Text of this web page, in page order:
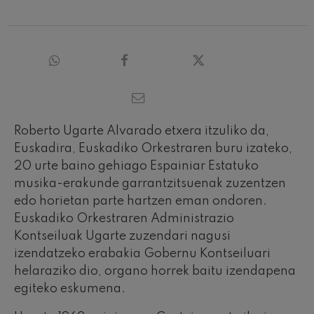
Roberto Ugarte Alvarado etxera itzuliko da,
Euskadira, Euskadiko Orkestraren buru izateko,
20 urte baino gehiago Espainiar Estatuko
musika-erakunde garrantzitsuenak zuzentzen
edo horietan parte hartzen eman ondoren.
Euskadiko Orkestraren Administrazio
Kontseiluak Ugarte zuzendari nagusi
izendatzeko erabakia Gobernu Kontseiluari
helaraziko dio, organo horrek baitu izendapena
egiteko eskumena.